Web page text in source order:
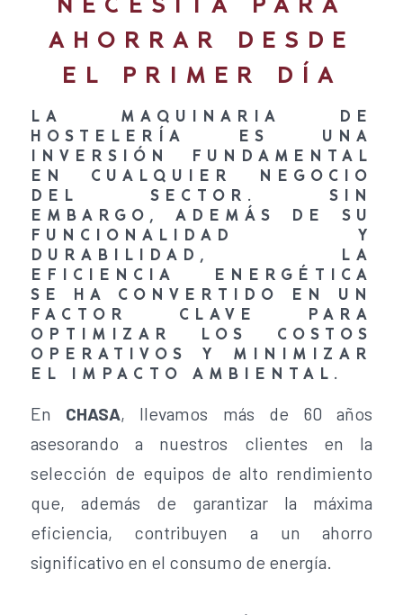
AHORRAR DESDE
EL PRIMER DÍA
LA MAQUINARIA DE
HOSTELERÍA
ES UNA
INVERSIÓN FUNDAMENTAL
EN CUALQUIER NEGOCIO
DEL SECTOR. SIN
EMBARGO, ADEMÁS DE SU
FUNCIONALIDAD Y
DURABILIDAD, LA
EFICIENCIA ENERGÉTICA
SE HA CONVERTIDO EN UN
FACTOR CLAVE PARA
OPTIMIZAR LOS COSTOS
OPERATIVOS Y MINIMIZAR
EL IMPACTO AMBIENTAL.
En CHASA, llevamos más de 60 años
asesorando a nuestros clientes en la
selección de equipos de alto rendimiento
que, además de garantizar la máxima
eficiencia, contribuyen a un ahorro
significativo en el consumo de energía.